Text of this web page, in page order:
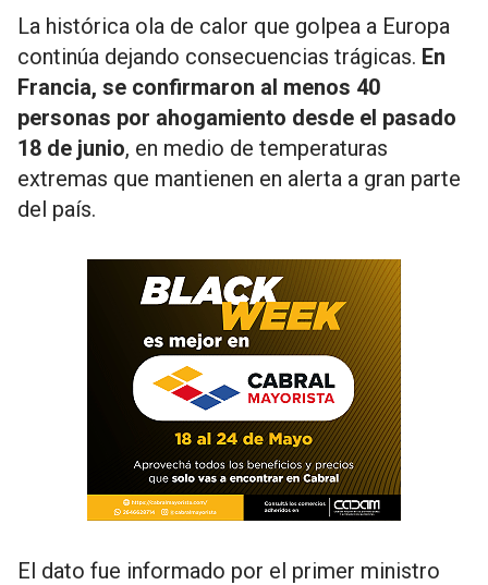
La histórica ola de calor que golpea a Europa
continúa dejando consecuencias trágicas. En
Francia, se confirmaron al menos 40
personas por ahogamiento desde el pasado
18 de junio, en medio de temperaturas
extremas que mantienen en alerta a gran parte
del país.
El dato fue informado por el primer ministro